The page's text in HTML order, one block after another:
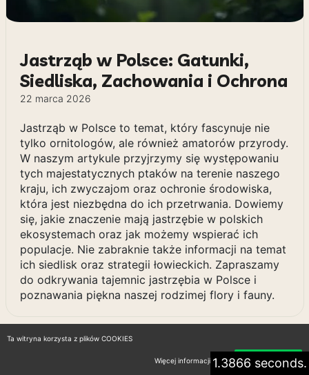
Jastrząb w Polsce: Gatunki,
Siedliska, Zachowania i Ochrona
22 marca 2026
Jastrząb w Polsce to temat, który fascynuje nie
tylko ornitologów, ale również amatorów przyrody.
W naszym artykule przyjrzymy się występowaniu
tych majestatycznych ptaków na terenie naszego
kraju, ich zwyczajom oraz ochronie środowiska,
która jest niezbędna do ich przetrwania. Dowiemy
się, jakie znaczenie mają jastrzębie w polskich
ekosystemach oraz jak możemy wspierać ich
populacje. Nie zabraknie także informacji na temat
ich siedlisk oraz strategii łowieckich. Zapraszamy
do odkrywania tajemnic jastrzębia w Polsce i
poznawania piękna naszej rodzimej flory i fauny.
1.3866 seconds.
Ta witryna korzysta z plików COOKIES
Więcej informacji Akceptuję